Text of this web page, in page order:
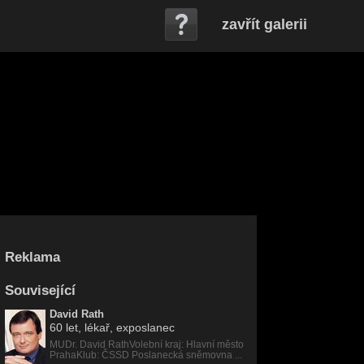
zavřít galerii
Reklama
Související
David Rath
60 let , lékař, exposlanec
MUDr. David RathVolební kraj: Hlavní město
PrahaKlub: ČSSD Poslanecká sněmovna ...